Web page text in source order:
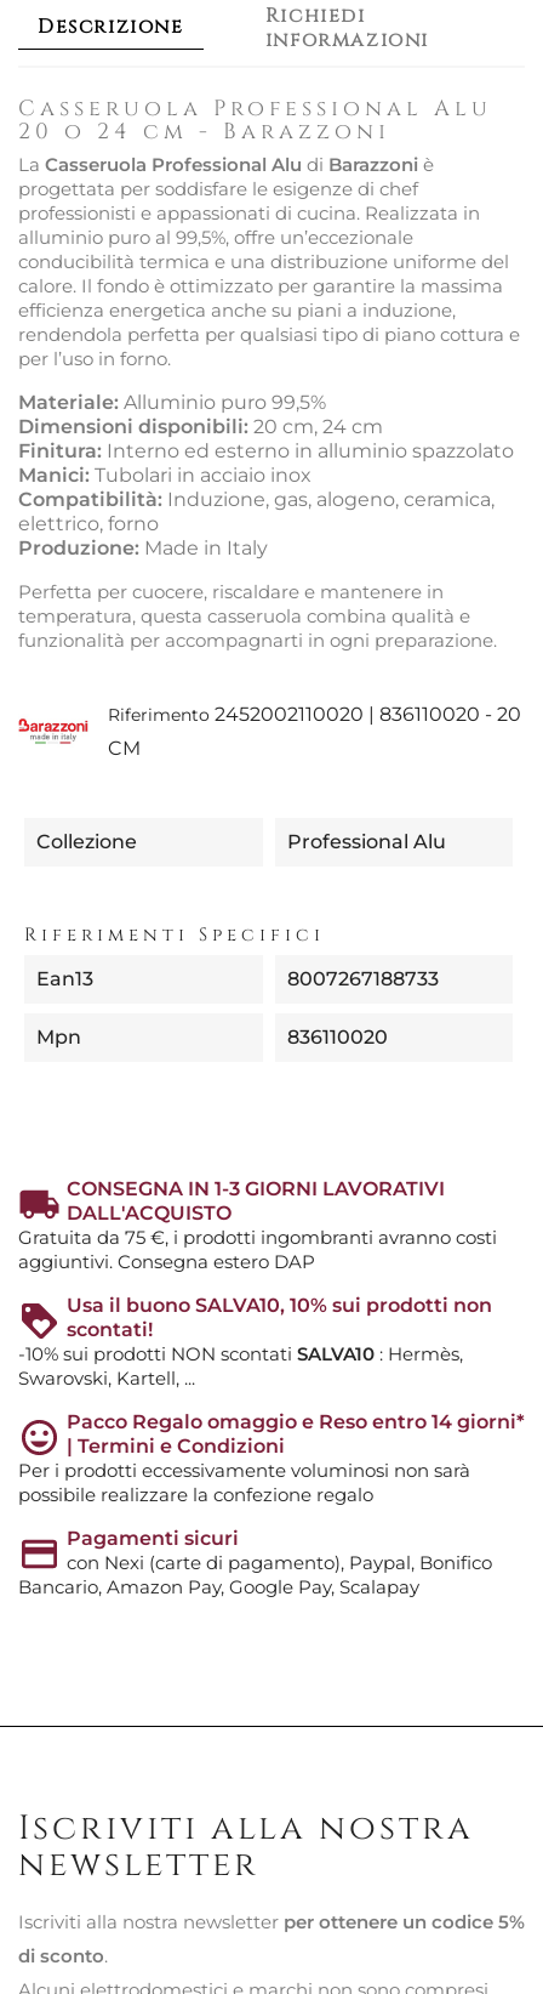
Descrizione
Richiedi
informazioni
Casseruola Professional Alu
20 o 24 cm - Barazzoni
La Casseruola Professional Alu di Barazzoni è
progettata per soddisfare le esigenze di chef
professionisti e appassionati di cucina. Realizzata in
alluminio puro al 99,5%, offre un’eccezionale
conducibilità termica e una distribuzione uniforme del
calore. Il fondo è ottimizzato per garantire la massima
efficienza energetica anche su piani a induzione,
rendendola perfetta per qualsiasi tipo di piano cottura e
per l’uso in forno.
Materiale: Alluminio puro 99,5%
Dimensioni disponibili: 20 cm, 24 cm
Finitura: Interno ed esterno in alluminio spazzolato
Manici: Tubolari in acciaio inox
Compatibilità: Induzione, gas, alogeno, ceramica,
elettrico, forno
Produzione: Made in Italy
Perfetta per cuocere, riscaldare e mantenere in
temperatura, questa casseruola combina qualità e
funzionalità per accompagnarti in ogni preparazione.
Riferimento 2452002110020 | 836110020 - 20
CM
Collezione Professional Alu
Riferimenti Specifici
Ean13 8007267188733
Mpn 836110020
CONSEGNA IN 1-3 GIORNI LAVORATIVI
DALL'ACQUISTO
Gratuita da 75 €, i prodotti ingombranti avranno costi
aggiuntivi. Consegna estero DAP
Usa il buono SALVA10, 10% sui prodotti non
scontati!
-10% sui prodotti NON scontati SALVA10 : Hermès,
Swarovski, Kartell, ...
Pacco Regalo omaggio e Reso entro 14 giorni*
| Termini e Condizioni
Per i prodotti eccessivamente voluminosi non sarà
possibile realizzare la confezione regalo
Pagamenti sicuri
con Nexi (carte di pagamento), Paypal, Bonifico
Bancario, Amazon Pay, Google Pay, Scalapay
Iscriviti alla nostra
newsletter
Iscriviti alla nostra newsletter per ottenere un codice 5%
di sconto.
Alcuni elettrodomestici e marchi non sono compresi